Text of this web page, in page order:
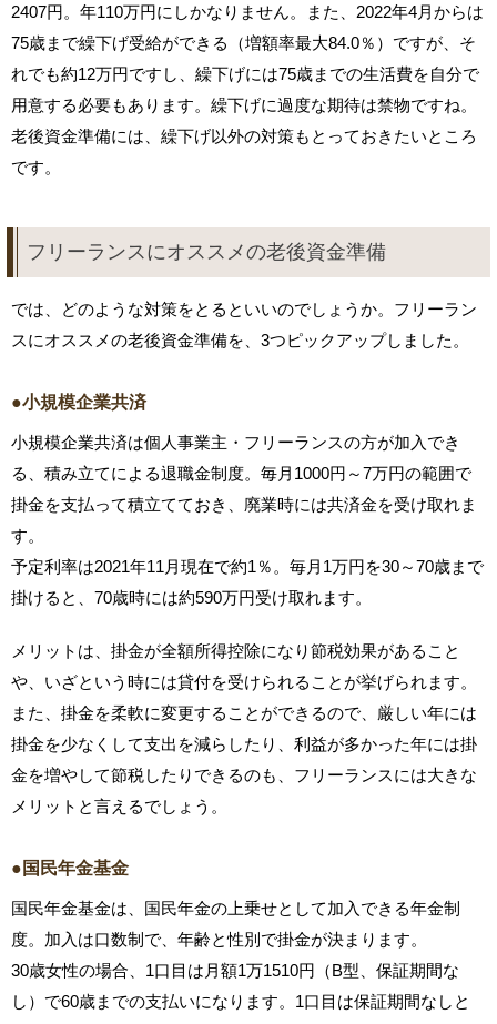
2407円。年110万円にしかなりません。また、2022年4月からは
75歳まで繰下げ受給ができる（増額率最大84.0％）ですが、そ
れでも約12万円ですし、繰下げには75歳までの生活費を自分で
用意する必要もあります。繰下げに過度な期待は禁物ですね。
老後資金準備には、繰下げ以外の対策もとっておきたいところ
です。
フリーランスにオススメの老後資金準備
では、どのような対策をとるといいのでしょうか。フリーラン
スにオススメの老後資金準備を、3つピックアップしました。
●小規模企業共済
小規模企業共済は個人事業主・フリーランスの方が加入でき
る、積み立てによる退職金制度。毎月1000円～7万円の範囲で
掛金を支払って積立てておき、廃業時には共済金を受け取れま
す。
予定利率は2021年11月現在で約1％。毎月1万円を30～70歳まで
掛けると、70歳時には約590万円受け取れます。
メリットは、掛金が全額所得控除になり節税効果があること
や、いざという時には貸付を受けられることが挙げられます。
また、掛金を柔軟に変更することができるので、厳しい年には
掛金を少なくして支出を減らしたり、利益が多かった年には掛
金を増やして節税したりできるのも、フリーランスには大きな
メリットと言えるでしょう。
●国民年金基金
国民年金基金は、国民年金の上乗せとして加入できる年金制
度。加入は口数制で、年齢と性別で掛金が決まります。
30歳女性の場合、1口目は月額1万1510円（B型、保証期間な
し）で60歳までの支払いになります。1口目は保証期間なしと